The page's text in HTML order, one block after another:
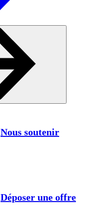
Nous soutenir
Déposer une offre